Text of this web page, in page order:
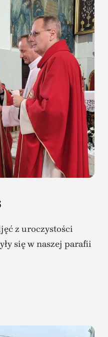
z uroczystości
się w naszej parafii